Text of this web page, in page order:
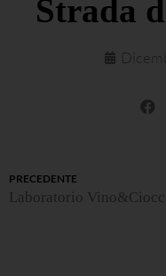
Strada
PRECEDENTE